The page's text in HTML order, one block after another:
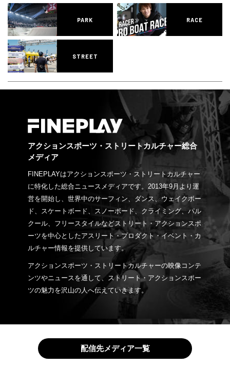
PARK RACE
STREET
アクションスポーツ・ストリートカルチャー総合
メディア
FINEPLAYはアクションスポーツ・ストリートカルチャー
に特化した総合ニュースメディアです。2013年9月より運
営を開始し、世界中のサーフィン、ダンス、ウェイクボー
ド、スケートボード、スノーボード、クライミング、パル
クール、フリースタイルなどストリート・アクションスポ
ーツを中心としたアスリート・プロダクト・イベント・カ
ルチャー情報を提供しています。
アクションスポーツ・ストリートカルチャーの映像コンテ
ンツやニュースを通して、ストリート・アクションスポー
ツの魅力を沢山の人へ伝えていきます。
配信先メディア一覧